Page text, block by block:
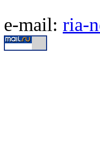
e-mail: ria-